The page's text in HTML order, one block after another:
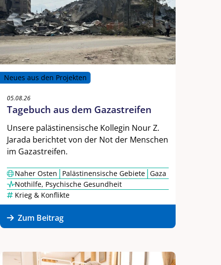
Neues aus den Projekten
05.08.26
Tagebuch aus dem Gazastreifen
Unsere palästinensische Kollegin Nour Z.
Jarada berichtet von der Not der Menschen
im Gazastreifen.
Naher Osten|Palästinensische Gebiete|Gaza
Nothilfe, Psychische Gesundheit
Krieg & Konflikte
Zum Beitrag